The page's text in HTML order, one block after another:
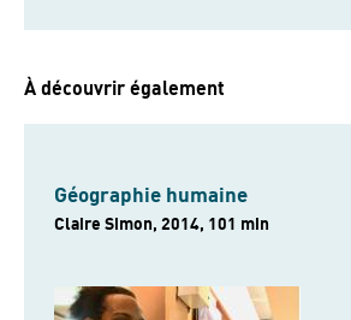
À découvrir également
Géographie humaine
Claire Simon, 2014, 101 min